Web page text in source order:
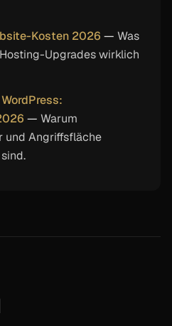
Kosten 2026 — Was
Upgrades wirklich
— Warum
und Angriffsfläche